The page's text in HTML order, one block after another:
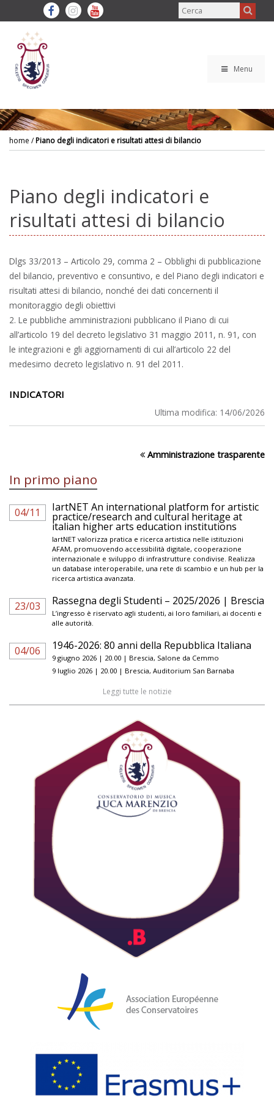
Menu
home /Piano degli indicatori e risultati attesi di bilancio
Piano degli indicatori e
risultati attesi di bilancio
Dlgs 33/2013 – Articolo 29, comma 2 – Obblighi di pubblicazione
del bilancio, preventivo e consuntivo, e del Piano degli indicatori e
risultati attesi di bilancio, nonché dei dati concernenti il
monitoraggio degli obiettivi
2. Le pubbliche amministrazioni pubblicano il Piano di cui
all’articolo 19 del decreto legislativo 31 maggio 2011, n. 91, con
le integrazioni e gli aggiornamenti di cui all’articolo 22 del
medesimo decreto legislativo n. 91 del 2011.
INDICATORI
Ultima modifica: 14/06/2026
Amministrazione trasparente
In primo piano
04/11 IartNET An international platform for artistic
practice/research and cultural heritage at
italian higher arts education institutions
IartNET valorizza pratica e ricerca artistica nelle istituzioni
AFAM, promuovendo accessibilità digitale, cooperazione
internazionale e sviluppo di infrastrutture condivise. Realizza
un database interoperabile, una rete di scambio e un hub per la
ricerca artistica avanzata.
23/03 Rassegna degli Studenti – 2025/2026 | Brescia
L’ingresso è riservato agli studenti, ai loro familiari, ai docenti e
alle autorità.
04/06 1946-2026: 80 anni della Repubblica Italiana
9 giugno 2026 | 20.00 | Brescia, Salone da Cemmo
9 luglio 2026 | 20.00 | Brescia, Auditorium San Barnaba
Leggi tutte le notizie